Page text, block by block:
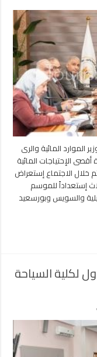
المائية والرى
الإحتياجات المائية
خلال الاجتماع إستعراض
إستعداداً للموسم
والسويس وبورسعيد
لكلية السياحة
انطلاق
فعاليات
البيئي